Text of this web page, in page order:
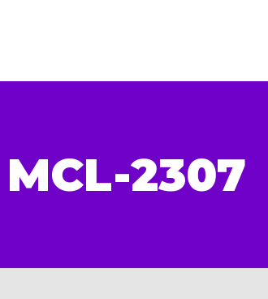
MCL-2307